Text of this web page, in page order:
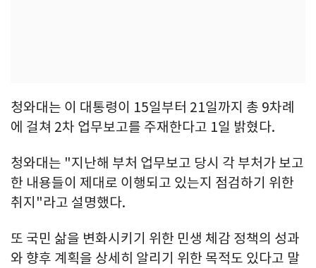
청와대는 이 대통령이 15일부터 21일까지 총 9차례
에 걸쳐 2차 업무보고를 주재한다고 1일 밝혔다.
청와대는 "지난해 부처 업무보고 당시 각 부처가 보고
한 내용들이 제대로 이행되고 있는지 점검하기 위한
취지"라고 설명했다.
또 국민 삶을 변화시키기 위한 민생 체감 정책의 성과
와 향후 계획을 상세히 알리기 위한 목적도 있다고 말